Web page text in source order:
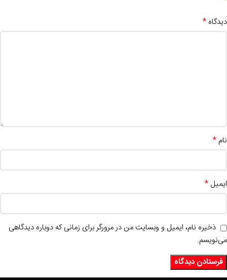
دیدگاه *
نام*
ایمیل *
ذخیره نام، ایمیل و وبسایت من در مرورگر برای زمانی که دوباره دیدگاهی
می‌نویسم.